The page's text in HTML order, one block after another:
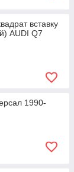
вставку
AUDI Q7
1990-